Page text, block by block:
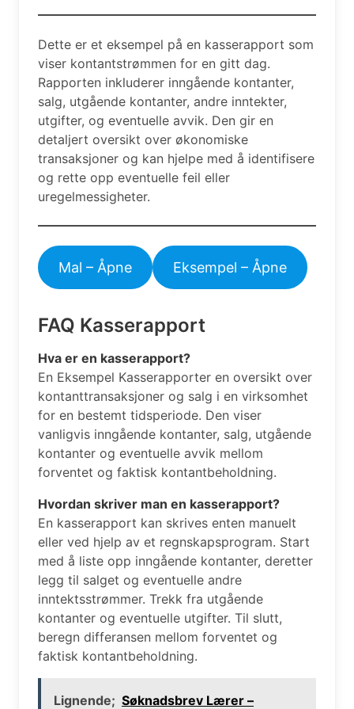
Dette er et eksempel på en kasserapport som
viser kontantstrømmen for en gitt dag.
Rapporten inkluderer inngående kontanter,
salg, utgående kontanter, andre inntekter,
utgifter, og eventuelle avvik. Den gir en
detaljert oversikt over økonomiske
transaksjoner og kan hjelpe med å identifisere
og rette opp eventuelle feil eller
uregelmessigheter.
Mal – Åpne Eksempel – Åpne
FAQ Kasserapport
Hva er en kasserapport?
En Eksempel Kasserapporter en oversikt over
kontanttransaksjoner og salg i en virksomhet
for en bestemt tidsperiode. Den viser
vanligvis inngående kontanter, salg, utgående
kontanter og eventuelle avvik mellom
forventet og faktisk kontantbeholdning.
Hvordan skriver man en kasserapport?
En kasserapport kan skrives enten manuelt
eller ved hjelp av et regnskapsprogram. Start
med å liste opp inngående kontanter, deretter
legg til salget og eventuelle andre
inntektsstrømmer. Trekk fra utgående
kontanter og eventuelle utgifter. Til slutt,
beregn differansen mellom forventet og
faktisk kontantbeholdning.
Lignende; Søknadsbrev Lærer –